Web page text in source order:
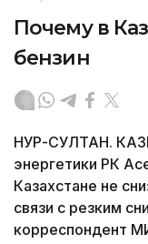
Почему в
бензин
НУР-СУЛТАН.
энергетики РК
Казахстане не
связи с резким
корреспондент